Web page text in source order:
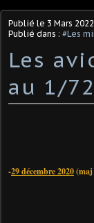
Publié le 3 Mars 2022
Publié dans : #Les
Les
au 1/
-29 décembre 2020(maj